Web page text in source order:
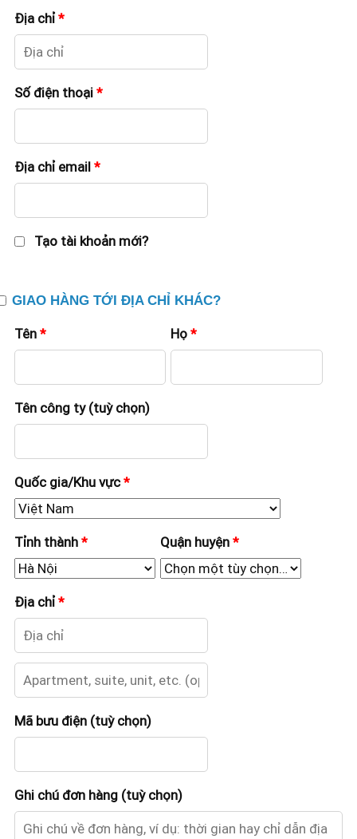
Địa chỉ*
Số điện thoại*
Địa chỉ email*
Tạo tài khoản mới?
GIAO HÀNG TỚI ĐỊA CHỈ KHÁC?
Tên* Họ*
Tên công ty(tuỳ chọn)
Quốc gia/Khu vực*
Địa chỉ*
Apartment,
suite,
unit,
Mã bưu điện (tuỳ chọn)
Quận huyện*
Tỉnh thành*
Ghi chú đơn hàng (tuỳ chọn)